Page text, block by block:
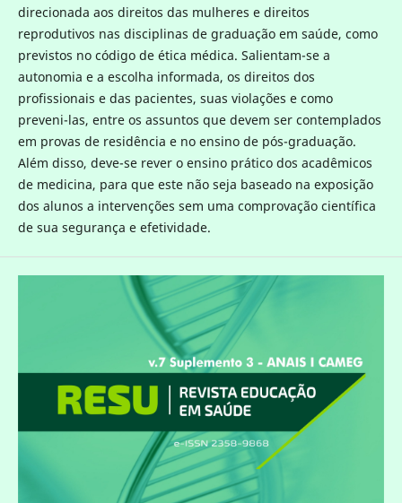
direcionada aos direitos das mulheres e direitos
reprodutivos nas disciplinas de graduação em saúde, como
previstos no código de ética médica. Salientam-se a
autonomia e a escolha informada, os direitos dos
profissionais e das pacientes, suas violações e como
preveni-las, entre os assuntos que devem ser contemplados
em provas de residência e no ensino de pós-graduação.
Além disso, deve-se rever o ensino prático dos acadêmicos
de medicina, para que este não seja baseado na exposição
dos alunos a intervenções sem uma comprovação científica
de sua segurança e efetividade.